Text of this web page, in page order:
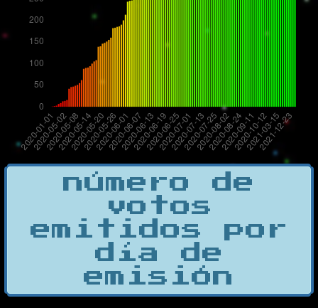
número de
votos
emitidos por
día de
emisión